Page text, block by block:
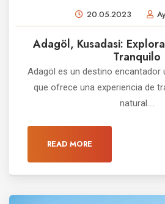
20.05.2023
Adagöl, Kusadasi:
Tranquilo
Adagöl es un destino encantador
que ofrece una experiencia de
natural....
READ MORE